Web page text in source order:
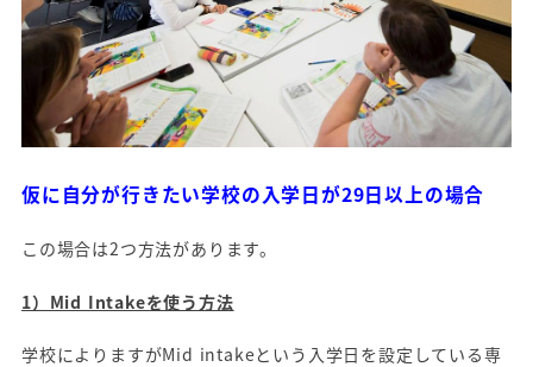
仮に自分が行きたい学校の入学日が29日以上の場合
この場合は2つ方法があります。
1）Mid Intakeを使う方法
学校によりますがMid intakeという入学日を設定している専